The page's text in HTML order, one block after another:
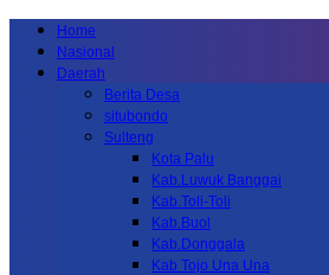
Home
Nasional
Daerah
Berita Desa
situbondo
Sulteng
Kota Palu
Kab.Luwuk Banggai
Kab.Toli-Toli
Kab.Buol
Kab.Donggala
Kab Tojo Una Una